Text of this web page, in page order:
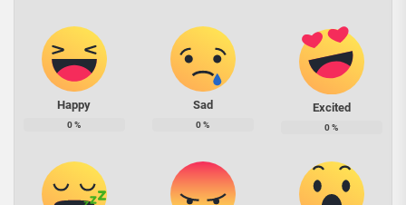
Happy
0%
Sad
0%
Excited
0%